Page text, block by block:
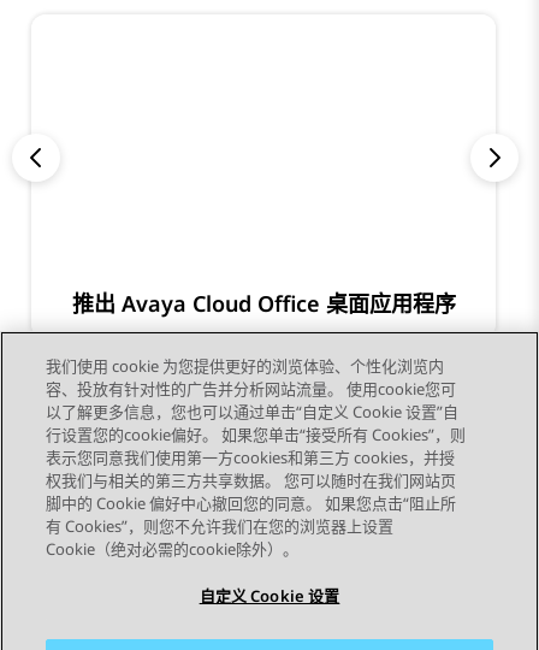
推出 Avaya Cloud Office 桌面应用程序
STAY CONNECTED
我们使用 cookie 为您提供更好的浏览体验、个性化浏览内
容、投放有针对性的广告并分析网站流量。 使用cookie您可
以了解更多信息，您也可以通过单击“自定义 Cookie 设置”自
行设置您的cookie偏好。 如果您单击“接受所有 Cookies”，则
表示您同意我们使用第一方cookies和第三方 cookies，并授
权我们与相关的第三方共享数据。 您可以随时在我们网站页
脚中的 Cookie 偏好中心撤回您的同意。 如果您点击“阻止所
有 Cookies”，则您不允许我们在您的浏览器上设置
Cookie（绝对必需的cookie除外）。
自定义 Cookie 设置